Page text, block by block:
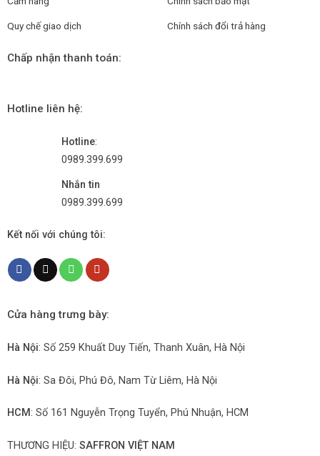
Quy chế giao dịch
Chấp nhận thanh toán:
Chính sách đổi trả hàng
Hotline liên hệ:
Hotline:
0989.399.699
Nhắn tin
0989.399.699
Kết nối với chúng tôi:
Cửa hàng trưng bày:
Hà Nội: Số 259 Khuất Duy Tiến, Thanh Xuân, Hà Nội
Hà Nội: Sa Đôi, Phú Đô, Nam Từ Liêm, Hà Nội
HCM: Số 161 Nguyễn Trọng Tuyển, Phú Nhuận, HCM
THƯƠNG HIỆU: SAFFRON VIỆT NAM